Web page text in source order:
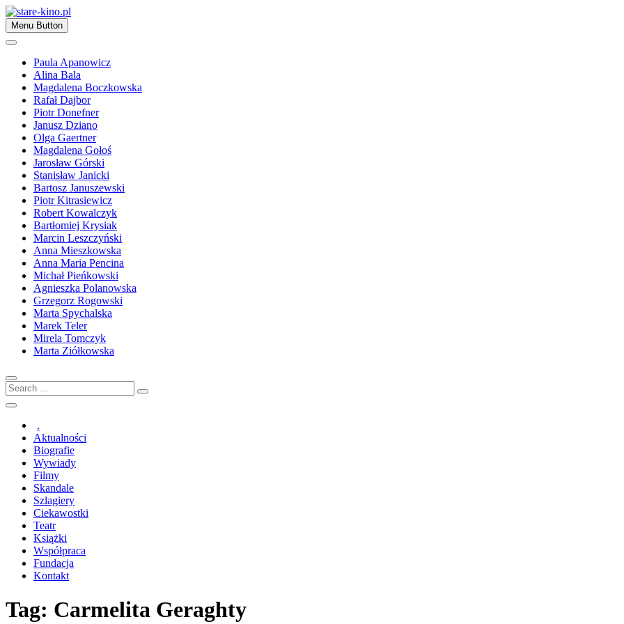
Skip
to
content
stare-kino.pl
Zapraszamy
Menu Button
Paula Apanowicz
Alina Bala
Magdalena Boczkowska
Rafał Dajbor
Piotr Donefner
Janusz Dziano
Olga Gaertner
Magdalena Gołoś
Jarosław Górski
Stanisław Janicki
Bartosz Januszewski
Piotr Kitrasiewicz
Robert Kowalczyk
Bartłomiej Krysiak
Marcin Leszczyński
Anna Mieszkowska
Anna Maria Pencina
Michał Pieńkowski
Agnieszka Polanowska
Grzegorz Rogowski
Marta Spychalska
Marek Teler
Mirela Tomczyk
Marta Ziółkowska
Search
…
.
Aktualności
Biografie
Wywiady
Filmy
Skandale
Szlagiery
Ciekawostki
Teatr
Książki
Współpraca
Fundacja
Kontakt
Tag: Carmelita Geraghty